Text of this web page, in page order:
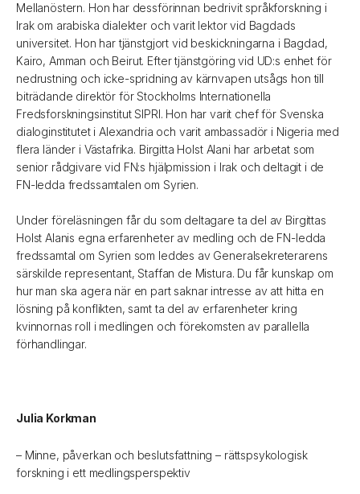
Mellanöstern. Hon har dessförinnan bedrivit språkforskning i
Irak om arabiska dialekter och varit lektor vid Bagdads
universitet. Hon har tjänstgjort vid beskickningarna i Bagdad,
Kairo, Amman och Beirut. Efter tjänstgöring vid UD:s enhet för
nedrustning och icke-spridning av kärnvapen utsågs hon till
biträdande direktör för Stockholms Internationella
Fredsforskningsinstitut SIPRI. Hon har varit chef för Svenska
dialoginstitutet i Alexandria och varit ambassadör i Nigeria med
flera länder i Västafrika. Birgitta Holst Alani har arbetat som
senior rådgivare vid FN:s hjälpmission i Irak och deltagit i de
FN-ledda fredssamtalen om Syrien.
Under föreläsningen får du som deltagare ta del av Birgittas
Holst Alanis egna erfarenheter av medling och de FN-ledda
fredssamtal om Syrien som leddes av Generalsekreterarens
särskilde representant, Staffan de Mistura. Du får kunskap om
hur man ska agera när en part saknar intresse av att hitta en
lösning på konflikten, samt ta del av erfarenheter kring
kvinnornas roll i medlingen och förekomsten av parallella
förhandlingar.
Julia Korkman
– Minne, påverkan och beslutsfattning – rättspsykologisk
forskning i ett medlingsperspektiv